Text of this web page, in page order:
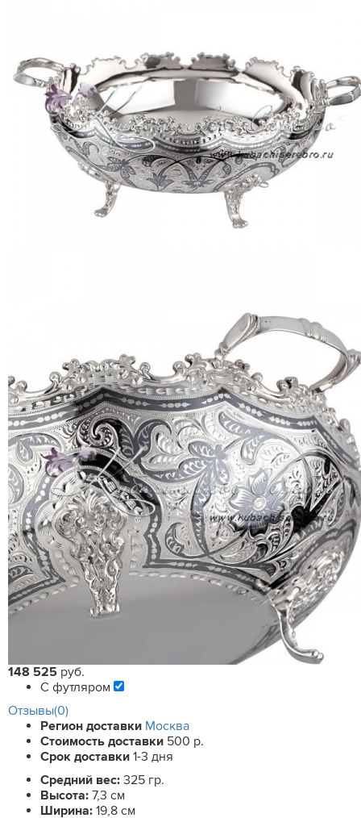
148 525 руб.
С футляром
Отзывы(0)
Регион доставки Москва
Стоимость доставки 500 р.
Срок доставки 1-3 дня
Средний вес: 325 гр.
Высота: 7,3 см
Ширина: 19,8 см